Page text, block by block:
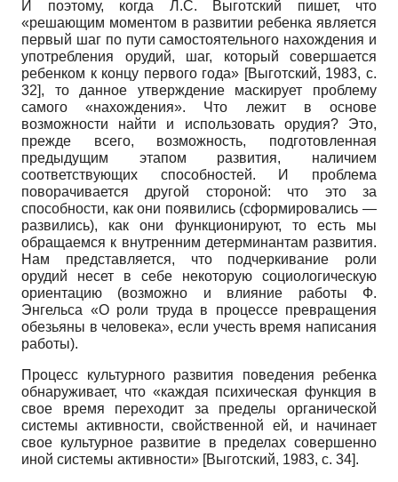
И поэтому, когда Л.С. Выготский пишет, что
«решающим моментом в развитии ребенка является
первый шаг по пути самостоятельного нахождения и
употребления орудий, шаг, который совершается
ребенком к концу первого года» [Выготский, 1983, с.
32], то данное утверждение маскирует проблему
самого «нахождения». Что лежит в основе
возможности найти и использовать орудия? Это,
прежде всего, возможность, подготовленная
предыдущим этапом развития, наличием
соответствующих способностей. И проблема
поворачивается другой стороной: что это за
способности, как они появились (сформировались —
развились), как они функционируют, то есть мы
обращаемся к внутренним детерминантам развития.
Нам представляется, что подчеркивание роли
орудий несет в себе некоторую социологическую
ориентацию (возможно и влияние работы Ф.
Энгельса «О роли труда в процессе превращения
обезьяны в человека», если учесть время написания
работы).
Процесс культурного развития поведения ребенка
обнаруживает, что «каждая психическая функция в
свое время переходит за пределы органической
системы активности, свойственной ей, и начинает
свое культурное развитие в пределах совершенно
иной системы активности» [Выготский, 1983, с. 34].